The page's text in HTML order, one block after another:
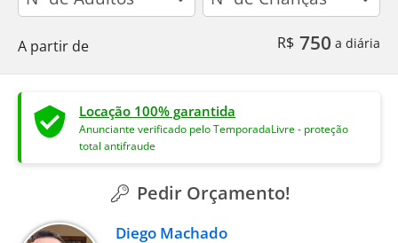
A partir de R$ 750 a diária
Locação 100% garantida
Anunciante verificado pelo TemporadaLivre - proteção
total antifraude
Pedir Orçamento!
Diego Machado